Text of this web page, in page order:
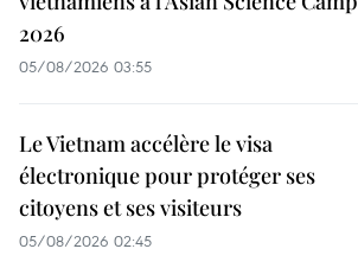
2026
05/08/2026 03:55
Le Vietnam accélère le visa
électronique pour protéger ses
citoyens et ses visiteurs
05/08/2026 02:45